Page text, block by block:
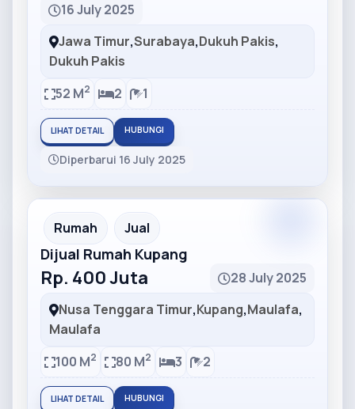
16 July 2025
Jawa Timur,Surabaya,Dukuh Pakis,
Dukuh Pakis
52 M2 2 1
LIHAT DETAIL HUBUNGI
Diperbarui 16 July 2025
Partner Ad
Rumah Jual
Dijual Rumah Kupang
Rp. 400 Juta
28 July 2025
Nusa Tenggara Timur,Kupang,Maulafa,
Maulafa
100 M2 80 M2 3 2
LIHAT DETAIL HUBUNGI